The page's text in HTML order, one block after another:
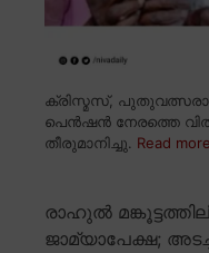
ക്രിസ്മസ്,
പെൻഷൻ നേരത്തെ
തീരുമാനിച്ചു. Read more
രാഹുൽ
ജാമ്യാപേക്ഷ;